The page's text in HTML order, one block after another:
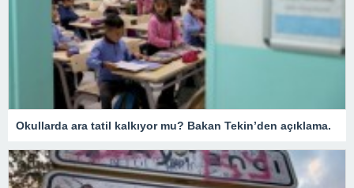
Okullarda ara tatil kalkıyor mu? Bakan Tekin’den açıklama.